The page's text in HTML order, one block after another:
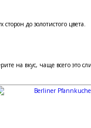
до золотистого цвета.
на вкус, чаще всего это